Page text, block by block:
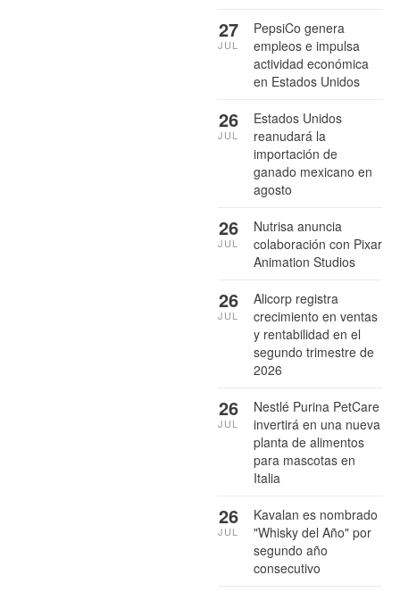
PepsiCo genera
empleos e impulsa
actividad económica
en Estados Unidos
27
JUL
Estados Unidos
reanudará la
importación de
ganado mexicano en
agosto
26
JUL
Nutrisa anuncia
colaboración con Pixar
Animation Studios
26
JUL
Alicorp registra
crecimiento en ventas
y rentabilidad en el
segundo trimestre de
2026
26
JUL
Nestlé Purina PetCare
invertirá en una nueva
planta de alimentos
para mascotas en
Italia
26
JUL
Kavalan es nombrado
"Whisky del Año" por
segundo año
consecutivo
26
JUL